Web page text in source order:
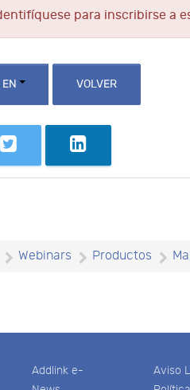
para inscribirse a
VOLVER
Webinars Productos
Addlink e-
Aviso